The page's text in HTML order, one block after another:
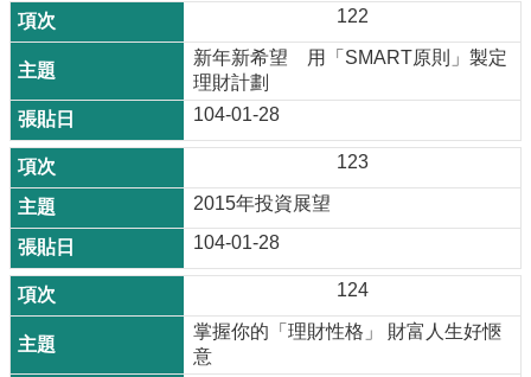
122
新年新希望 用「SMART原則」製定
理財計劃
104-01-28
123
2015年投資展望
104-01-28
124
掌握你的「理財性格」 財富人生好愜
意